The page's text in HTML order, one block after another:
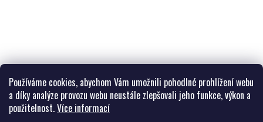
Používáme cookies, abychom Vám umožnili pohodlné prohlížení webu
a díky analýze provozu webu neustále zlepšovali jeho funkce, výkon a
použitelnost.Více informací
Sempervivum mix
Netřesk mix
Sedum cyaneum 'Rosentepich'
rozchodník